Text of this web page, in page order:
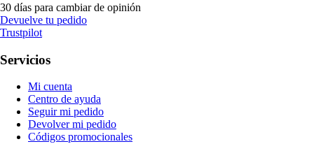
30 días para cambiar de opinión
Devuelve tu pedido
Trustpilot
Servicios
Mi cuenta
Centro de ayuda
Seguir mi pedido
Devolver mi pedido
Códigos promocionales